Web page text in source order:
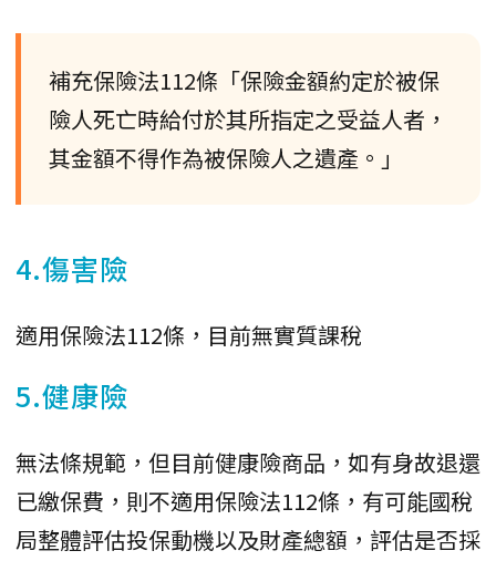
補充保險法112條「保險金額約定於被保
險人死亡時給付於其所指定之受益人者，
其金額不得作為被保險人之遺產。」
4.傷害險
適用保險法112條，目前無實質課稅
5.健康險
無法條規範，但目前健康險商品，如有身故退還
已繳保費，則不適用保險法112條，有可能國稅
局整體評估投保動機以及財產總額，評估是否採